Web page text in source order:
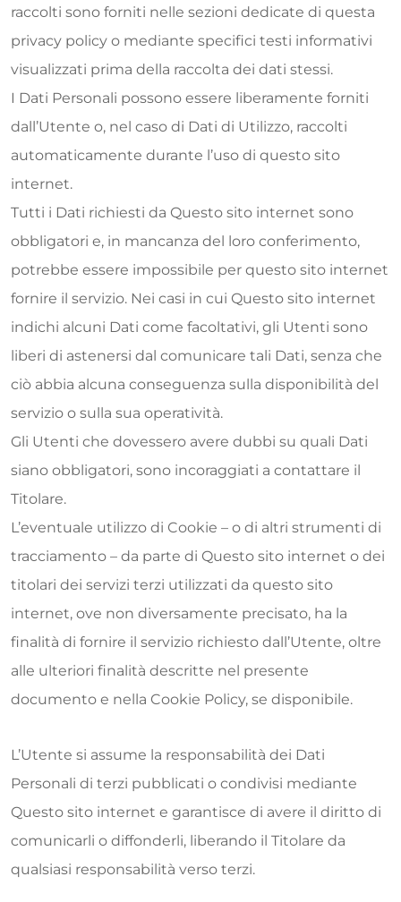
raccolti sono forniti nelle sezioni dedicate di questa
privacy policy o mediante specifici testi informativi
visualizzati prima della raccolta dei dati stessi.
I Dati Personali possono essere liberamente forniti
dall’Utente o, nel caso di Dati di Utilizzo, raccolti
automaticamente durante l’uso di questo sito
internet.
Tutti i Dati richiesti da Questo sito internet sono
obbligatori e, in mancanza del loro conferimento,
potrebbe essere impossibile per questo sito internet
fornire il servizio. Nei casi in cui Questo sito internet
indichi alcuni Dati come facoltativi, gli Utenti sono
liberi di astenersi dal comunicare tali Dati, senza che
ciò abbia alcuna conseguenza sulla disponibilità del
servizio o sulla sua operatività.
Gli Utenti che dovessero avere dubbi su quali Dati
siano obbligatori, sono incoraggiati a contattare il
Titolare.
L’eventuale utilizzo di Cookie – o di altri strumenti di
tracciamento – da parte di Questo sito internet o dei
titolari dei servizi terzi utilizzati da questo sito
internet, ove non diversamente precisato, ha la
finalità di fornire il servizio richiesto dall’Utente, oltre
alle ulteriori finalità descritte nel presente
documento e nella Cookie Policy, se disponibile.
L’Utente si assume la responsabilità dei Dati
Personali di terzi pubblicati o condivisi mediante
Questo sito internet e garantisce di avere il diritto di
comunicarli o diffonderli, liberando il Titolare da
qualsiasi responsabilità verso terzi.